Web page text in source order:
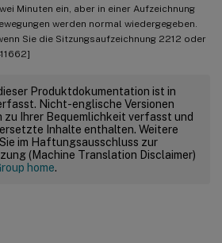
Minuten ein, aber in einer Aufzeichnung
werden normal wiedergegeben.
Sie die Sitzungsaufzeichnung 2212 oder
Produktdokumentation ist in
Nicht-englische Versionen
zu Ihrer Bequemlichkeit verfasst und
Inhalte enthalten. Weitere
im Haftungsausschluss zur
(Machine Translation Disclaimer)
home.